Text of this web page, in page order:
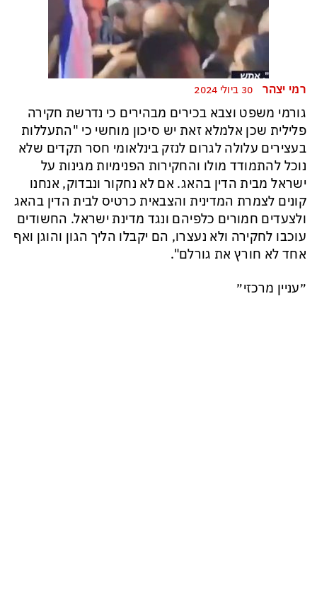
רמי יצהר
גורמי משפט וצבא בכירים מבהירים כי נדרשת חקירה
פלילית שכן אלמלא זאת יש סיכון מוחשי כי "התעללות
בעצירים עלולה לגרום לנזק בינלאומי חסר תקדים שלא
נוכל להתמודד מולו והחקירות הפנימיות מגינות על
ישראל מבית הדין בהאג. אם לא נחקור ונבדוק, אנחנו
קונים לצמרת המדינית והצבאית כרטיס לבית הדין בהאג
ולצעדים חמורים כלפיהם ונגד מדינת ישראל. החשודים
עוכבו לחקירה ולא נעצרו, הם יקבלו הליך הגון והוגן ואף
אחד לא חורץ את גורלם".
״עניין מרכזי״